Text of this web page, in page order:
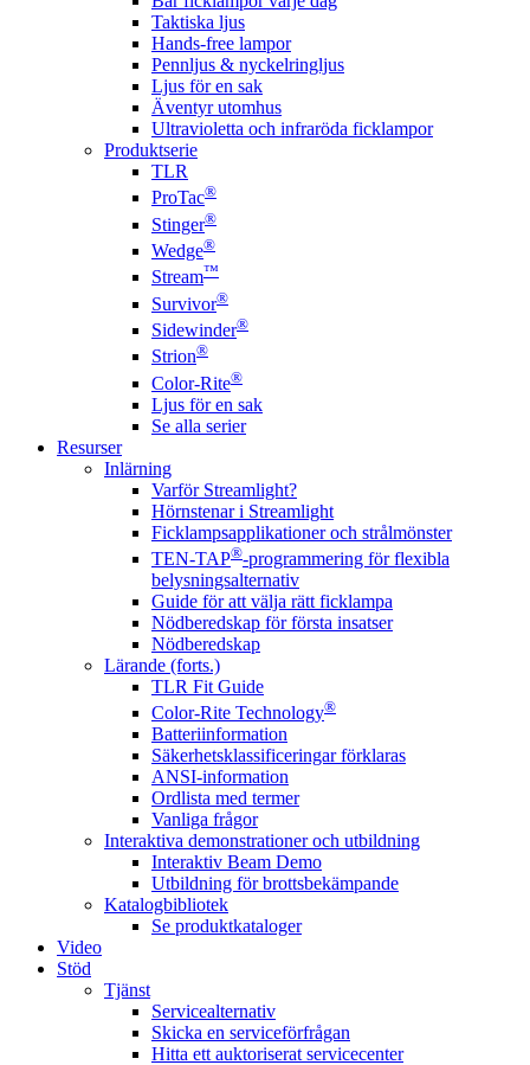
Taktiska ljus
Hands-free lampor
Pennljus & nyckelringljus
Ljus för en sak
Äventyr utomhus
Ultravioletta och infraröda ficklampor
Produktserie
TLR
ProTac®
Stinger®
Wedge®
Stream™
Survivor®
Sidewinder®
Strion®
Color-Rite®
Ljus för en sak
Se alla serier
Resurser
Inlärning
Varför Streamlight?
Hörnstenar i Streamlight
Ficklampsapplikationer och strålmönster
TEN-TAP®-programmering för flexibla
belysningsalternativ
Guide för att välja rätt ficklampa
Nödberedskap för första insatser
Nödberedskap
Lärande (forts.)
TLR Fit Guide
Color-Rite Technology®
Batteriinformation
Säkerhetsklassificeringar förklaras
ANSI-information
Ordlista med termer
Vanliga frågor
Interaktiva demonstrationer och utbildning
Interaktiv Beam Demo
Utbildning för brottsbekämpande
Katalogbibliotek
Se produktkataloger
Video
Stöd
Tjänst
Servicealternativ
Skicka en serviceförfrågan
Hitta ett auktoriserat servicecenter